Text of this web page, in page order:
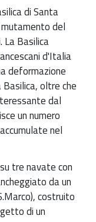
di Santa
del
La Basilica
d'Italia
deformazione
oltre che
dal
un numero
nel
tre navate con
da un
costruito
di un